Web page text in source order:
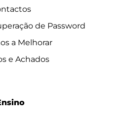
de Password
a Melhorar
e Achados